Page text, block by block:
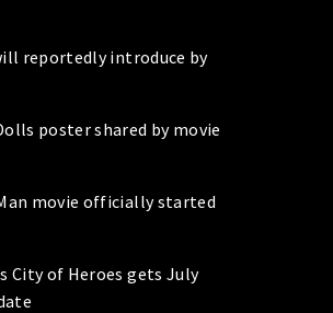
reportedly introduce by
poster shared by movie
movie officially started
City of Heroes gets July